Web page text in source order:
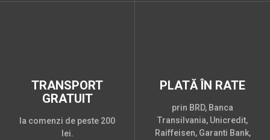
TRANSPORT
GRATUIT
la comenzi de peste 200
lei.
PLATĂ ÎN RATE
prin BRD, Banca
Transilvania, Unicredit,
Raiffeisen, Garanti Bank,